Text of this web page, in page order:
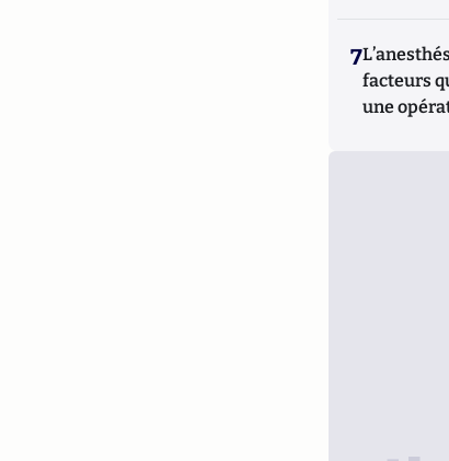
7
facteurs
une